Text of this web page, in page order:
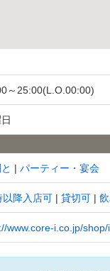
～25:00(L.O.00:00)
パーティー・宴会
以降入店可 貸切可
www.core-i.co.jp/